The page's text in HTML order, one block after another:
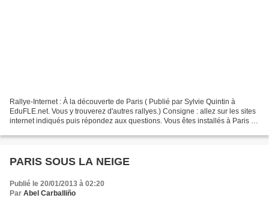
Rallye-Internet : À la découverte de Paris ( Publié par Sylvie Quintin à
EduFLE.net. Vous y trouverez d'autres rallyes.) Consigne : allez sur les sites
internet indiqués puis répondez aux questions. Vous êtes installés à Paris et
PARIS SOUS LA NEIGE
Publié le 20/01/2013 à 02:20
Par Abel Carballiño